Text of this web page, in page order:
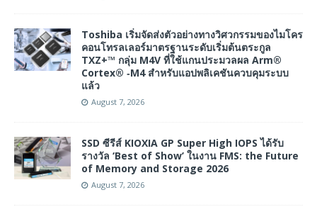
Toshiba เริ่มจัดส่งตัวอย่างทางวิศวกรรมของไมโคร
คอนโทรลเลอร์มาตรฐานระดับเริ่มต้นตระกูล
TXZ+™ กลุ่ม M4V ที่ใช้แกนประมวลผล Arm®
Cortex® ‑M4 สำหรับแอปพลิเคชันควบคุมระบบ
แล้ว
August 7, 2026
SSD ซีรีส์ KIOXIA GP Super High IOPS ได้รับ
รางวัล ‘Best of Show’ ในงาน FMS: the Future
of Memory and Storage 2026
August 7, 2026